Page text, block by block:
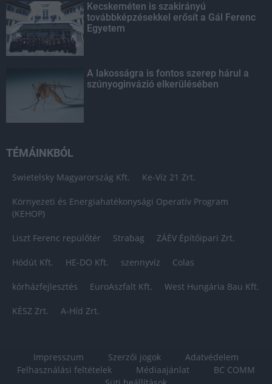
Kecskeméten is szakirányú
továbbképzésekkel erősít a Gál Ferenc
Egyetem
A lakosságra is fontos szerep hárul a
szúnyoginvázió elkerülésében
TÉMÁINKBÓL
Swietelsky Magyarország Kft. Ke-Víz 21 Zrt.
Környezeti és Energiahatékonysági Operatív Program
(KEHOP)
Liszt Ferenc repülőtér Strabag ZÁÉV Építőipari Zrt.
Hódút Kft. HE-DO Kft. szennyvíz Colas
kórházfejlesztés EuroAszfalt Kft. West Hungária Bau Kft.
KÉSZ Zrt. A-Híd Zrt.
Impresszum Szerzői jogok
Adatvédelem
Felhasználási feltételek
Médiaajánlat
BC COMM